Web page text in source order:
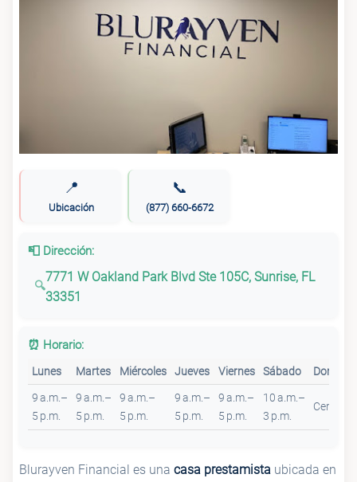
📍
Ubicación
📞
(877) 660-6672
📮 Dirección:
7771 W Oakland Park Blvd Ste 105C, Sunrise, FL
33351
⏰ Horario:
Lunes Martes Miércoles Jueves Viernes Sábado
9 a.m.–
5 p.m.
9 a.m.–
5 p.m.
9 a.m.–
5 p.m.
9 a.m.–
5 p.m.
9 a.m.–
5 p.m.
10 a.m.–
3 p.m.
Cerrado
Blurayven Financial es una casa prestamista ubicada en